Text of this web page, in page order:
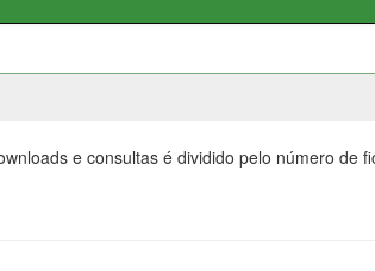
e consultas é dividido pelo número de